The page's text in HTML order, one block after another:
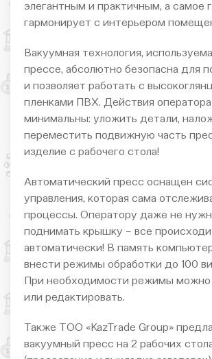
элегантным и практичным, а самое
гармонирует с интерьером
Вакуумная технология,
прессе, абсолютно безопасна для
и позволяет работать с
пленками ПВХ. Действия оператора
минимальны: уложить детали,
переместить подвижную часть
изделие с рабочего стола!
Автоматический пресс оснащен
управления, которая сама
процессы. Оператору даже не
поднимать крышку – все
автоматически! В память
внести режимы обработки до 100
При необходимости режимы можно
или редактировать.
Также ТОО «KazTrade Group»
вакуумный пресс на 2 рабочих